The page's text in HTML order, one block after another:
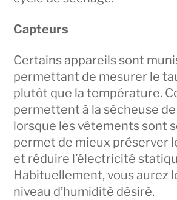
Capteurs
Certains appareils sont
permettant de mesurer le
plutôt que la température.
permettent à la sécheuse de
lorsque les vêtements sont
permet de mieux préserver
et réduire l’électricité
Habituellement, vous aurez
niveau d’humidité désiré.